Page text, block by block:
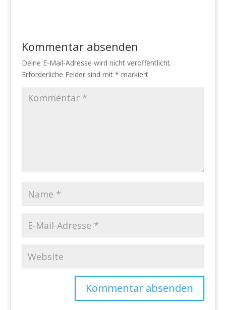
Kommentar absenden
Deine E-Mail-Adresse wird nicht veröffentlicht.
Erforderliche Felder sind mit * markiert